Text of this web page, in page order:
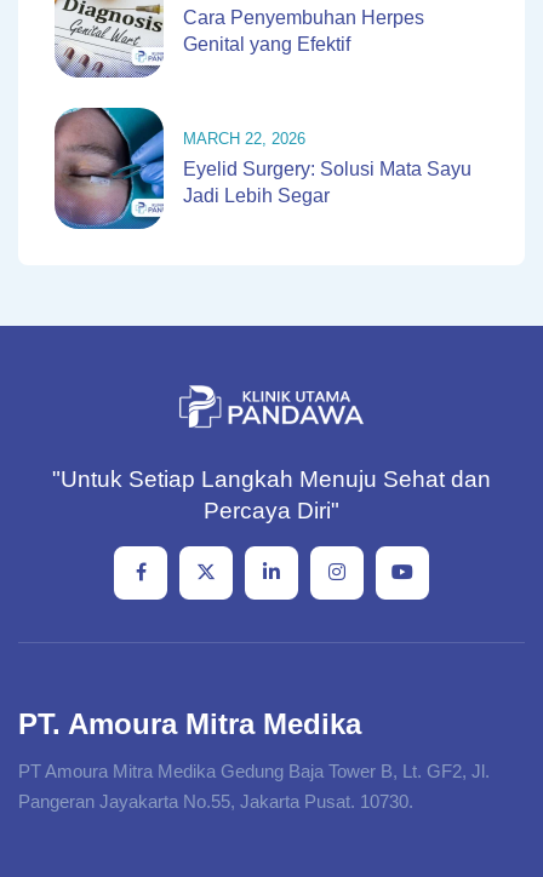
Cara Penyembuhan Herpes
Genital yang Efektif
MARCH 22, 2026
Eyelid Surgery: Solusi Mata Sayu
Jadi Lebih Segar
"Untuk Setiap Langkah Menuju Sehat dan
Percaya Diri"
PT. Amoura Mitra Medika
PT Amoura Mitra Medika Gedung Baja Tower B, Lt. GF2, Jl.
Pangeran Jayakarta No.55, Jakarta Pusat. 10730.